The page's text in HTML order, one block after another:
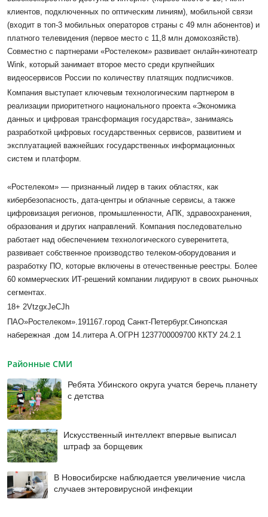
клиентов, подключенных по оптическим линиям), мобильной связи
(входит в топ-3 мобильных операторов страны с 49 млн абонентов) и
платного телевидения (первое место с 11,8 млн домохозяйств).
Совместно с партнерами «Ростелеком» развивает онлайн-кинотеатр
Wink, который занимает второе место среди крупнейших
видеосервисов России по количеству платящих подписчиков.
Компания выступает ключевым технологическим партнером в
реализации приоритетного национального проекта «Экономика
данных и цифровая трансформация государства», занимаясь
разработкой цифровых государственных сервисов, развитием и
эксплуатацией важнейших государственных информационных
систем и платформ.
«Ростелеком» — признанный лидер в таких областях, как
кибербезопасность, дата-центры и облачные сервисы, а также
цифровизация регионов, промышленности, АПК, здравоохранения,
образования и других направлений. Компания последовательно
работает над обеспечением технологического суверенитета,
развивает собственное производство телеком-оборудования и
разработку ПО, которые включены в отечественные реестры. Более
60 коммерческих ИТ-решений компании лидируют в своих рыночных
сегментах.
18+ 2VtzgxJeCJh
ПАО»Ростелеком».191167.город Санкт-Петербург.Синопская
набережная .дом 14.литера А.ОГРН 1237700009700 ККТУ 24.2.1
Районные СМИ
Ребята Убинского округа учатся беречь планету
с детства
Искусственный интеллект впервые выписал
штраф за борщевик
В Новосибирске наблюдается увеличение числа
случаев энтеровирусной инфекции